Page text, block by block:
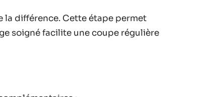
la différence. Cette étape permet
soigné facilite une coupe régulière